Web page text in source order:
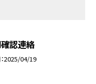
確認連絡
2025/04/19